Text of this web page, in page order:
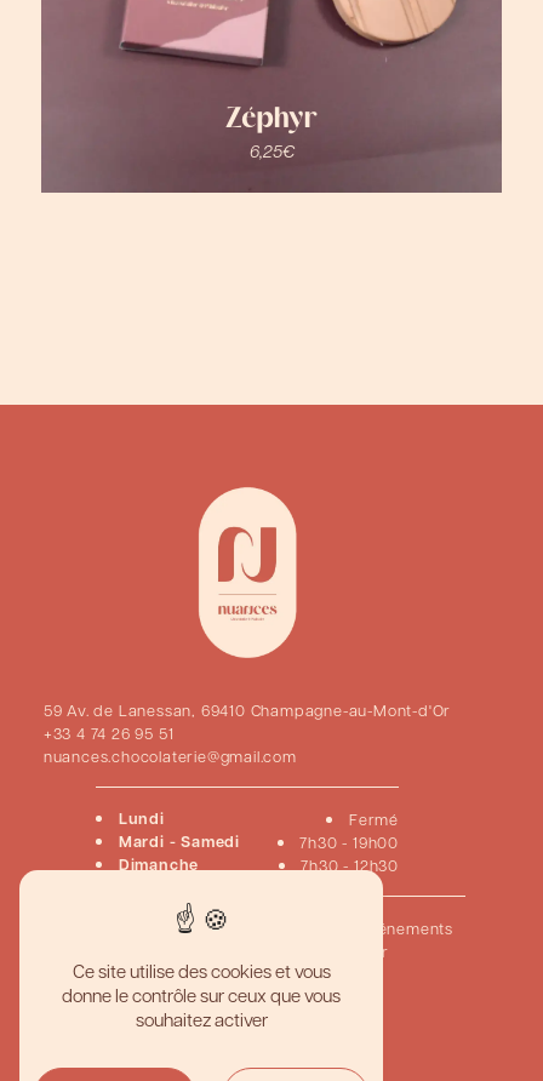
6,25€
Zéphyr
59 Av. de Lanessan, 69410 Champagne-au-Mont-d'Or
+33 4 74 26 95 51
nuances.chocolaterie@gmail.com
Lundi Fermé
Mardi - Samedi 7h30 - 19h00
Dimanche 7h30 - 12h30
PâtisseriesChocolats
Événements
Nous contacter
Pâtisserie artisanale haut de gamme
Meilleur gâteau personnalisé
Pâtisserie traditionnelle française
Ce site utilise des cookies et vous
donne le contrôle sur ceux que vous
souhaitez activer